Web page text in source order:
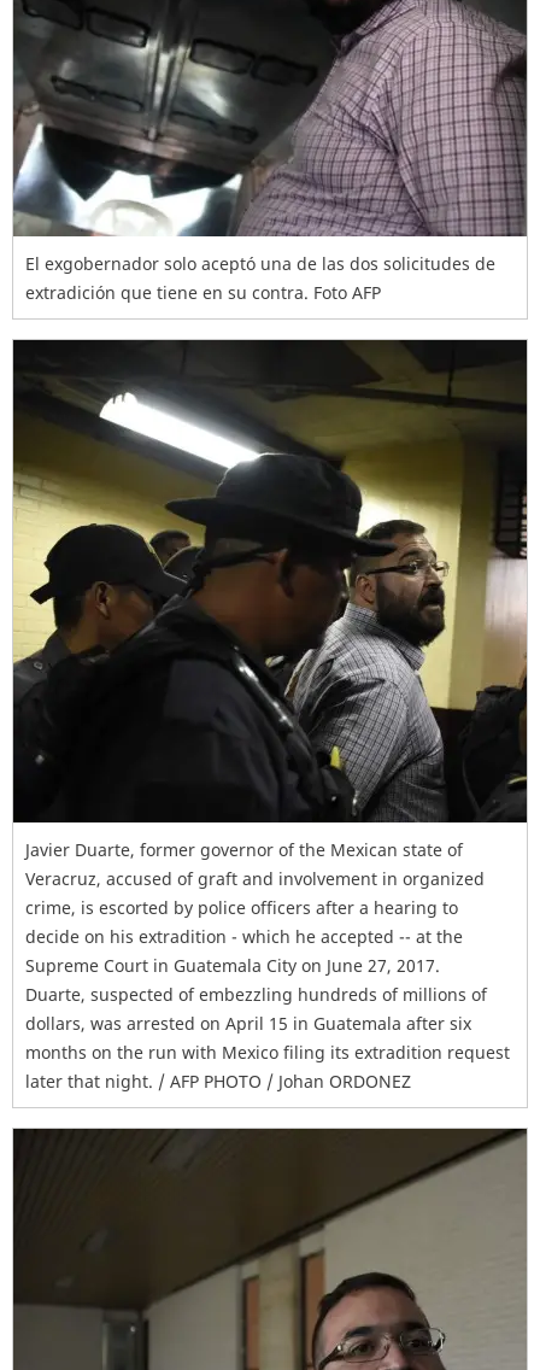
El exgobernador solo aceptó una de las dos solicitudes de
extradición que tiene en su contra. Foto AFP
Javier Duarte, former governor of the Mexican state of
Veracruz, accused of graft and involvement in organized
crime, is escorted by police officers after a hearing to
decide on his extradition - which he accepted -- at the
Supreme Court in Guatemala City on June 27, 2017.
Duarte, suspected of embezzling hundreds of millions of
dollars, was arrested on April 15 in Guatemala after six
months on the run with Mexico filing its extradition request
later that night. / AFP PHOTO / Johan ORDONEZ